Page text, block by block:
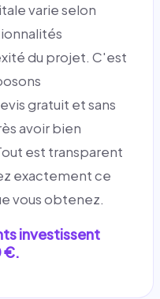
varie selon
du projet. C'est
gratuit et sans
avoir bien
est transparent
exactement ce
vous obtenez.
investissent
€.